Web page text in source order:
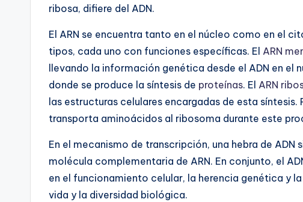
ribosa, difiere del ADN.
El ARN se encuentra tanto en el núcleo como en el
tipos, cada uno con funciones específicas. El ARN
llevando la información genética desde el ADN en el
donde se produce la síntesis de proteínas. El ARN
las estructuras celulares encargadas de esta síntesis.
transporta aminoácidos al ribosoma durante este
En el mecanismo de transcripción, una hebra de
molécula complementaria de ARN. En conjunto, el
en el funcionamiento celular, la herencia genética y
vida y la diversidad biológica.